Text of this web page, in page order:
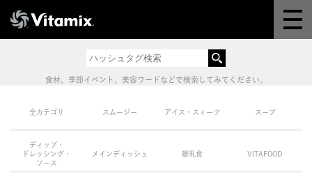
体験＆講座
8つの機能
オンラインストア
食材、季節イベント、美容ワードなどで検索してみてください。
全カテゴリ スムージー アイス・スィーツ スープ
ディップ・
ドレッシング・
ソース
メインディッシュ 離乳食 VITAFOOD